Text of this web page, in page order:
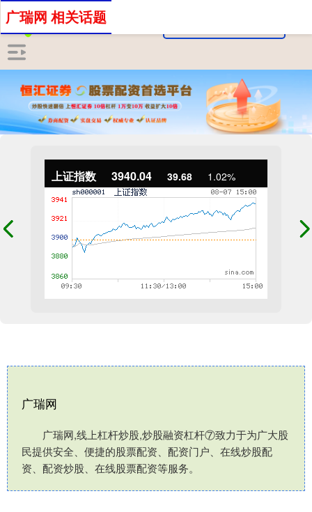
上证指数 3940.04 39.68 1.02%
广瑞网
广瑞网,线上杠杆炒股,炒股融资杠杆⑦致力于为广大股
民提供安全、便捷的股票配资、配资门户、在线炒股配
资、配资炒股、在线股票配资等服务。
广瑞网 相关话题